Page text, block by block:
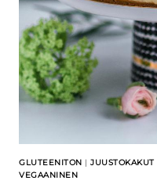
GLUTEENITON | JUUSTOKAKUT
VEGAANINEN